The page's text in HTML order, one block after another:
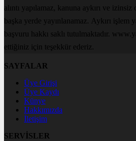
alıntı yapılamaz, kanuna aykırı ve
başka yerde yayınlanamaz. Aykırı işlem
başvuru hakkı saklı tutulmaktadır.
ettiğiniz için teşekkür ederiz.
SAYFALAR
Üye Girişi
Üye Kaydı
Künye
Hakkımızda
İletişim
SERVİSLER